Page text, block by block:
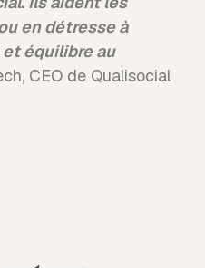
en détresse à
équilibre au
CEO de Qualisocial